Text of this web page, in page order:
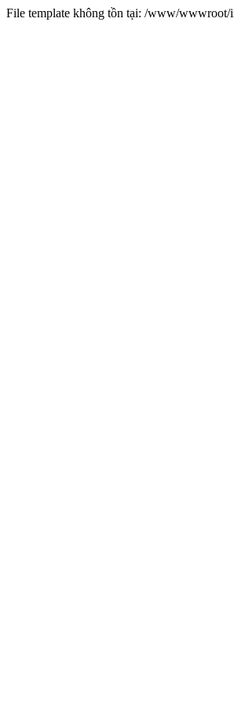
File template không tồn tại: /www/wwwroot/